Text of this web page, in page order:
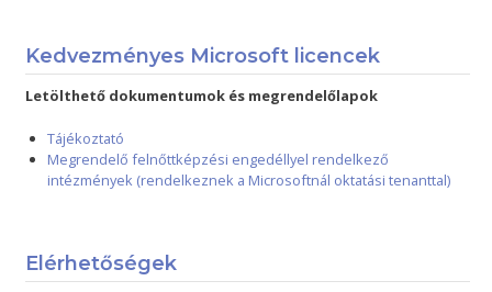
Kedvezményes Microsoft licencek
Letölthető dokumentumok és megrendelőlapok
Tájékoztató
Megrendelő felnőttképzési engedéllyel rendelkező
intézmények (rendelkeznek a Microsoftnál oktatási tenanttal)
Elérhetőségek